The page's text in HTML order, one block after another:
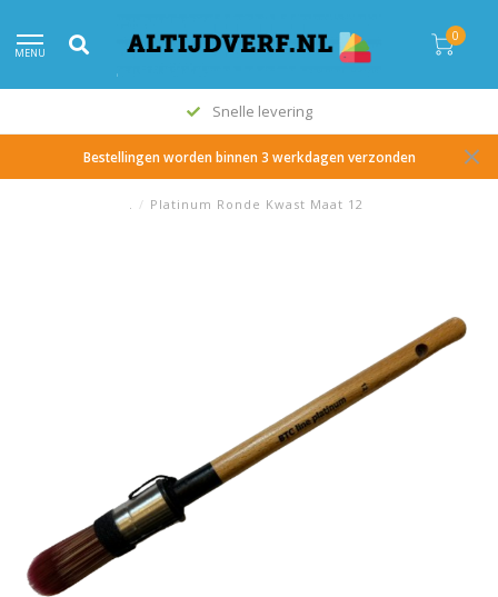
MENU
0
Snelle levering
Bestellingen worden binnen 3 werkdagen verzonden
. / Platinum Ronde Kwast Maat 12